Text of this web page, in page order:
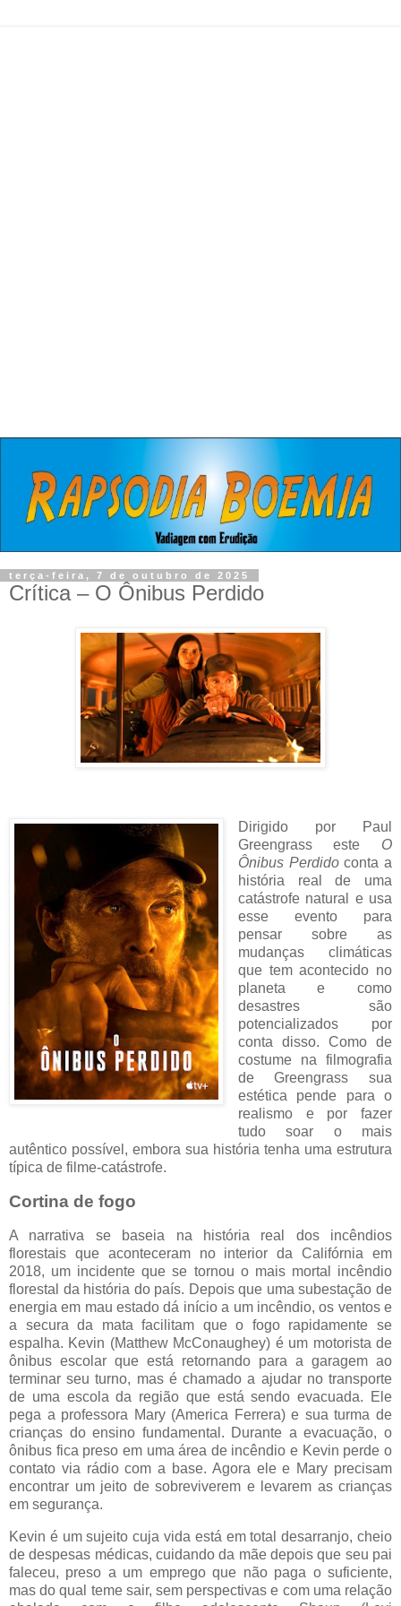
terça-feira, 7 de outubro de 2025
Crítica – O Ônibus Perdido
Dirigido por Paul
Greengrass este O
Ônibus Perdidoconta a
história real de uma
catástrofe natural e usa
esse evento para
pensar sobre as
mudanças climáticas
que tem acontecido no
planeta e como
desastres são
potencializados por
conta disso. Como de
costume na filmografia
de Greengrass sua
estética pende para o
realismo e por fazer
tudo soar o mais
autêntico possível, embora sua história tenha uma estrutura
típica de filme-catástrofe.
Cortina de fogo
A narrativa se baseia na história real dos incêndios
florestais que aconteceram no interior da Califórnia em
2018, um incidente que se tornou o mais mortal incêndio
florestal da história do país. Depois que uma subestação de
energia em mau estado dá início a um incêndio, os ventos e
a secura da mata facilitam que o fogo rapidamente se
espalha. Kevin (Matthew McConaughey) é um motorista de
ônibus escolar que está retornando para a garagem ao
terminar seu turno, mas é chamado a ajudar no transporte
de uma escola da região que está sendo evacuada. Ele
pega a professora Mary (America Ferrera) e sua turma de
crianças do ensino fundamental. Durante a evacuação, o
ônibus fica preso em uma área de incêndio e Kevin perde o
contato via rádio com a base. Agora ele e Mary precisam
encontrar um jeito de sobreviverem e levarem as crianças
em segurança.
Kevin é um sujeito cuja vida está em total desarranjo, cheio
de despesas médicas, cuidando da mãe depois que seu pai
faleceu, preso a um emprego que não paga o suficiente,
mas do qual teme sair, sem perspectivas e com uma relação